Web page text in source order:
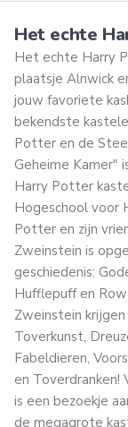
Het echte
Het echte Harry
plaatsje Alnwick
jouw favoriete
bekendste
Potter en de
Geheime Kamer"
Harry Potter
Hogeschool voor
Potter en zijn
Zweinstein is
geschiedenis:
Hufflepuff en
Zweinstein
Toverkunst,
Fabeldieren,
en Toverdranken!
is een bezoekje
de megagrote